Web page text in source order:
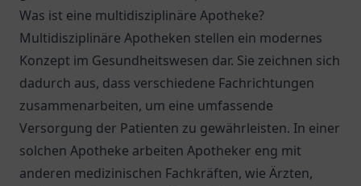
Was ist eine multidisziplinäre Apotheke?
Multidisziplinäre Apotheken stellen ein modernes
Konzept im Gesundheitswesen dar. Sie zeichnen sich
dadurch aus, dass verschiedene Fachrichtungen
zusammenarbeiten, um eine umfassende
Versorgung der Patienten zu gewährleisten. In einer
solchen Apotheke arbeiten Apotheker eng mit
anderen medizinischen Fachkräften, wie Ärzten,